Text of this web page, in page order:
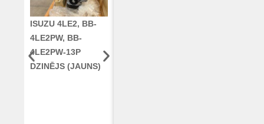
ISUZU 4LE2, BB-
4LE2PW, BB-
4LE2PW-13P
DZINĒJS (JAUNS)